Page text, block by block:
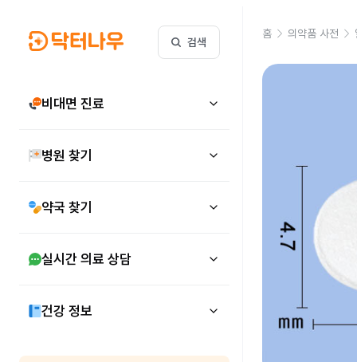
검색
비대면 진료
병원 찾기
약국 찾기
실시간 의료 상담
건강 정보
홈 의약품 사전